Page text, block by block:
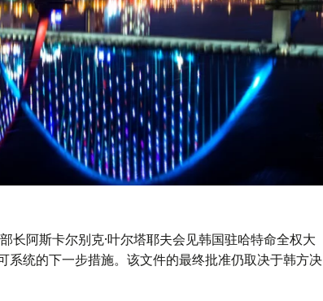
长阿斯卡尔别克·叶尔塔耶夫会见韩国驻哈特命全权大
系统的下一步措施。该文件的最终批准仍取决于韩方决